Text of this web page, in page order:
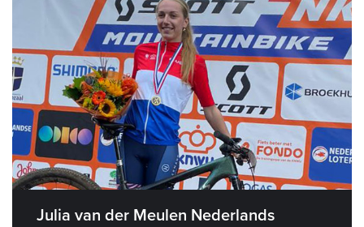
Julia van der Meulen Nederlands